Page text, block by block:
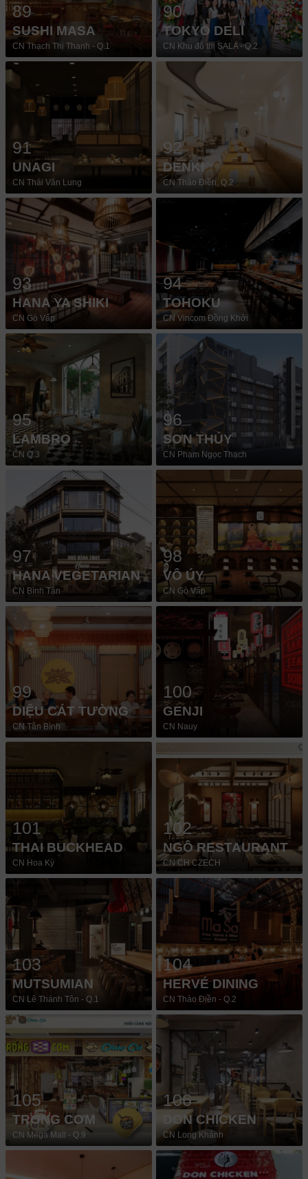
89
SUSHI MASA
CN Thạch Thị Thanh - Q.1
90
TOKYO DELI
CN Khu đô thị SALA - Q.2
91
UNAGI
CN Thái Văn Lung
92
DENKI
CN Thảo Điền, Q.2
93
HANA YA SHIKI
CN Gò Vấp
94
TOHOKU
CN Vincom Đồng Khởi
95
LAMBRO
CN Q.3
96
SƠN THỦY
CN Phạm Ngọc Thạch
97
HANA VEGETARIAN
CN Bình Tân
98
VÔ ÚY
CN Gò Vấp
99
DIỆU CÁT TƯỜNG
CN Tân Bình
100
GENJI
CN Nauy
101
THAI BUCKHEAD
CN Hoa Kỳ
102
NGÔ RESTAURANT
CN CH CZECH
103
MUTSUMIAN
CN Lê Thánh Tôn - Q.1
104
HERVÉ DINING
CN Thảo Điền - Q.2
105
TRỐNG CƠM
CN Mega Mall - Q.9
106
DON CHICKEN
CN Long Khánh